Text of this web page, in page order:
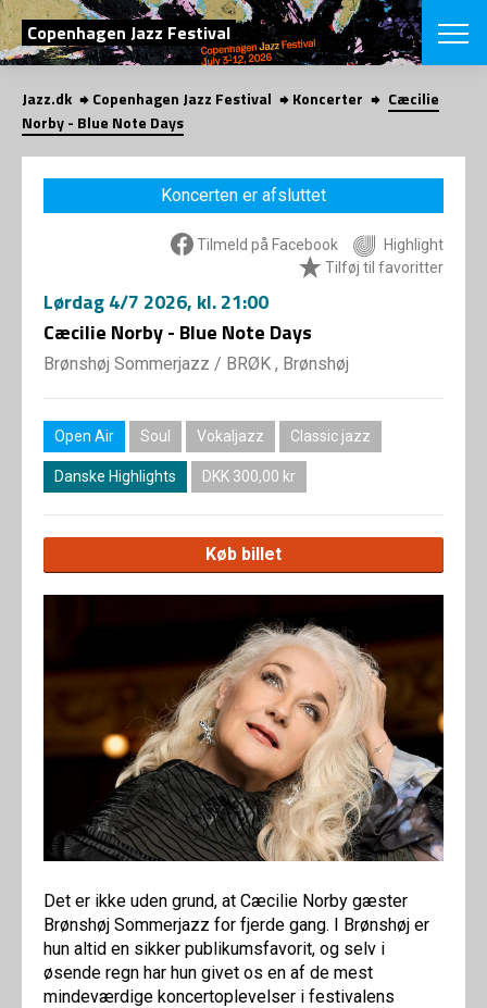
SØG
Copenhagen Jazz Festival
English
VÆLG
VINTERJAZZ
Temaer
LOCATIONS
Venues &
Jazz.dk Copenhagen Jazz Festival Koncerter
Cæcilie
Norby - Blue Note Days
Koncerten er afsluttet
Tilmeld på Facebook
Highlight
Tilføj til favoritter
Lørdag4/7 2026, kl. 21:00
Cæcilie Norby - Blue Note Days
Brønshøj Sommerjazz / BRØK , Brønshøj
Open Air Soul Vokaljazz Classic jazz
Danske Highlights DKK 300,00 kr
Køb billet
Det er ikke uden grund, at Cæcilie Norby gæster
Brønshøj Sommerjazz for fjerde gang. I Brønshøj er
hun altid en sikker publikumsfavorit, og selv i
øsende regn har hun givet os en af de mest
mindeværdige koncertoplevelser i festivalens